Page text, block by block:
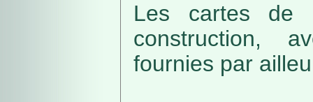
Les cartes de
construction,
fournies par